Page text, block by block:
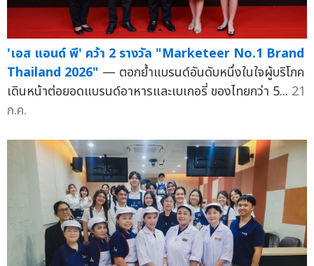
'เอส แอนด์ พี' คว้า 2 รางวัล "Marketeer No.1 Brand
Thailand 2026" — ตอกย้ำแบรนด์อันดับหนึ่งในใจผู้บริโภค
เดินหน้าต่อยอดแบรนด์อาหารและเบเกอรี่ ของไทยกว่า 5... 21
ก.ค.